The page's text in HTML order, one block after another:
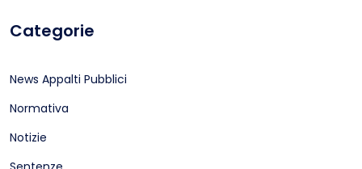
Categorie
News Appalti Pubblici
Normativa
Notizie